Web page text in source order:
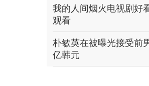
我的人间烟火电视剧好
观看
朴敏英在被曝光接受前
亿韩元